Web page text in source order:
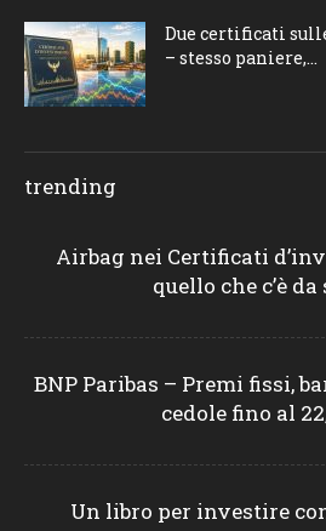
Due certificati
– stesso paniere,...
trending
Airbag nei Certificati
quello che c’è da
BNP Paribas – Premi fissi,
cedole fino al
Un libro per investire